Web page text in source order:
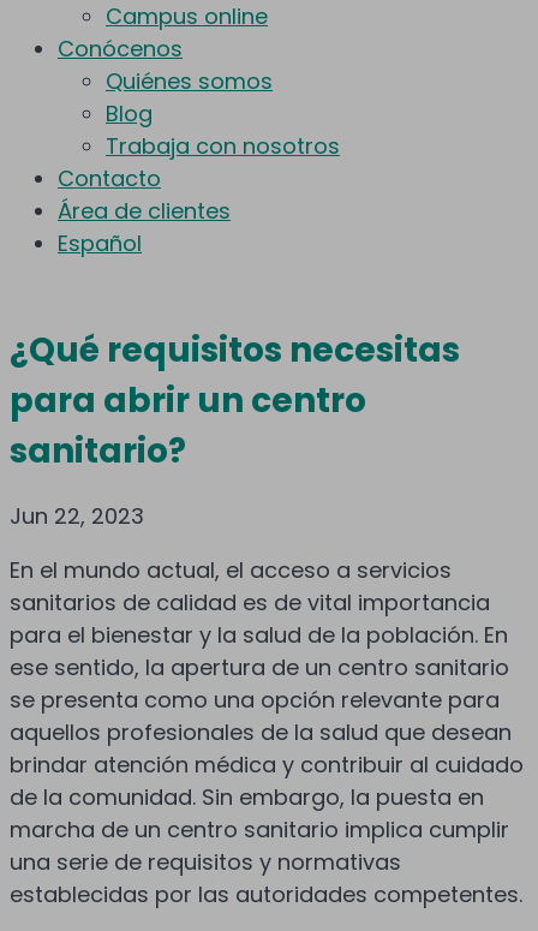
Campus online
Conócenos
Quiénes somos
Blog
Trabaja con nosotros
Contacto
Área de clientes
Español
¿Qué requisitos necesitas
para abrir un centro
sanitario?
Jun 22, 2023
En el mundo actual, el acceso a servicios
sanitarios de calidad es de vital importancia
para el bienestar y la salud de la población. En
ese sentido, la apertura de un centro sanitario
se presenta como una opción relevante para
aquellos profesionales de la salud que desean
brindar atención médica y contribuir al cuidado
de la comunidad. Sin embargo, la puesta en
marcha de un centro sanitario implica cumplir
una serie de requisitos y normativas
establecidas por las autoridades competentes.